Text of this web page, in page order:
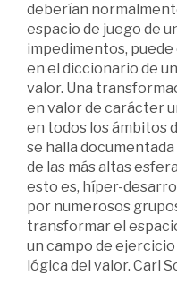
deberían
espacio de juego de
impedimentos, puede
en el diccionario de
valor. Una
en valor de carácter
en todos los ámbitos
se halla
de las más altas
esto es, híper-
por numerosos
transformar el
un campo de
lógica del valor. Carl